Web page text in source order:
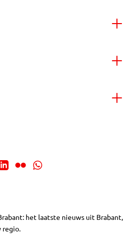
het laatste nieuws uit Brabant,
regio.